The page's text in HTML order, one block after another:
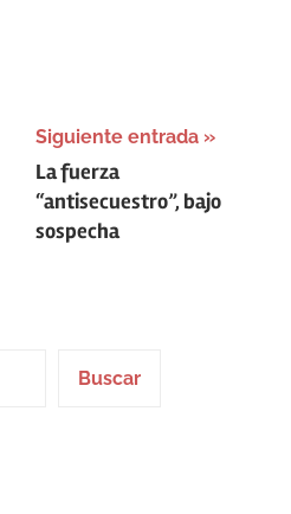
Siguiente entrada
La fuerza
“antisecuestro”, bajo
sospecha
Buscar